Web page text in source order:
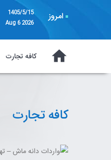
امروز
1405/5/15
Aug 6 2026
کافه تجارت
کافه تجارت